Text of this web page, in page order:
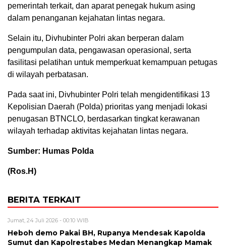
pemerintah terkait, dan aparat penegak hukum asing
dalam penanganan kejahatan lintas negara.
Selain itu, Divhubinter Polri akan berperan dalam
pengumpulan data, pengawasan operasional, serta
fasilitasi pelatihan untuk memperkuat kemampuan petugas
di wilayah perbatasan.
Pada saat ini, Divhubinter Polri telah mengidentifikasi 13
Kepolisian Daerah (Polda) prioritas yang menjadi lokasi
penugasan BTNCLO, berdasarkan tingkat kerawanan
wilayah terhadap aktivitas kejahatan lintas negara.
Sumber: Humas Polda
(Ros.H)
BERITA TERKAIT
Jumat, 24 Juli 2026 - 00:10 WIB
Heboh demo Pakai BH, Rupanya Mendesak Kapolda
Sumut dan Kapolrestabes Medan Menangkap Mamak